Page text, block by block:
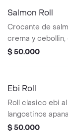
Salmon Roll
Crocante de
crema y
fresco.
$ 50.000
Ebi Roll
Roll clasico ebi
langostinos
aguacate, con
$ 50.000